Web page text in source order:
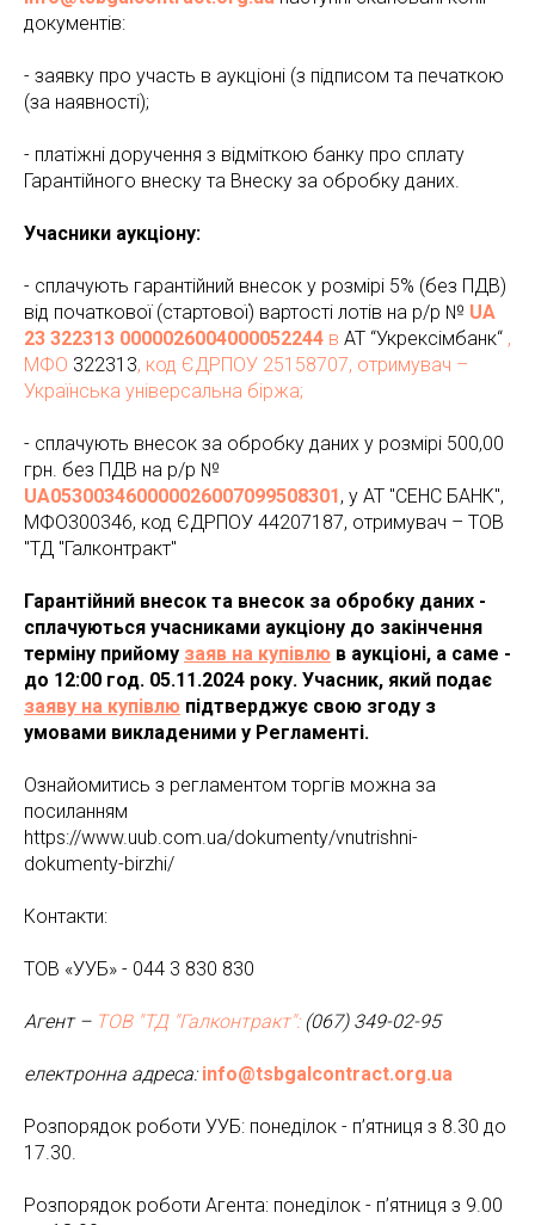
документів:
- заявку про участь в аукціоні (з підписом та печаткою
(за наявності);
- платіжні доручення з відміткою банку про сплату
Гарантійного внеску та Внеску за обробку даних.
Учасники аукціону:
- сплачують гарантійний внесок у розмірі 5% (без ПДВ)
від початкової (стартової) вартості лотів на р/р № UA
23 322313 0000026004000052244 в АТ “Укрексімбанк“ ,
МФО 322313, код ЄДРПОУ 25158707, отримувач –
Українська універсальна біржа;
- сплачують внесок за обробку даних у розмірі 500,00
грн. без ПДВ на р/р №
UA053003460000026007099508301, у АТ "СЕНС БАНК",
МФО300346, код ЄДРПОУ 44207187, отримувач – ТОВ
"ТД "Галконтракт"
Гарантійний внесок та внесок за обробку даних -
сплачуються учасниками аукціону до закінчення
терміну прийому заяв на купівлю в аукціоні, а саме -
до 12:00 год. 05.11.2024 року. Учасник, який подає
заяву на купівлю підтверджує свою згоду з
умовами викладеними у Регламенті.
Ознайомитись з регламентом торгів можна за
посиланням
https://www.uub.com.ua/dokumenty/vnutrishni-
dokumenty-birzhi/
Контакти:
ТОВ «УУБ» - 044 3 830 830
Агент – ТОВ "ТД "Галконтракт": (067) 349-02-95
електронна адреса:info@tsbgalcontract.org.ua
Розпорядок роботи УУБ: понеділок - п’ятниця з 8.30 до
17.30.
Розпорядок роботи Агента: понеділок - п’ятниця з 9.00